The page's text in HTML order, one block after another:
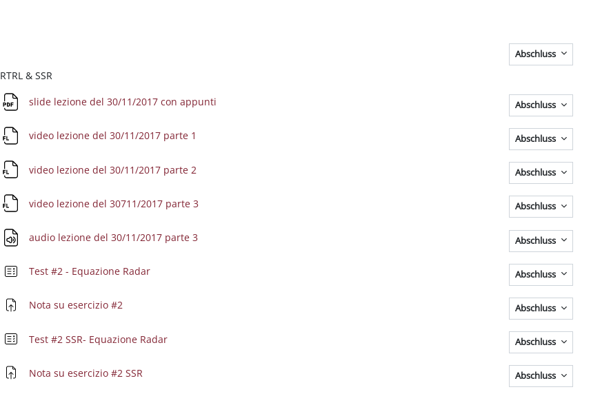
Abschluss
RTRL & SSR
slide lezione del 30/11/2017 con appunti Abschluss
video lezione del 30/11/2017 parte 1 Abschluss
video lezione del 30/11/2017 parte 2 Abschluss
video lezione del 30711/2017 parte 3 Abschluss
audio lezione del 30/11/2017 parte 3 Abschluss
Test #2 - Equazione Radar Abschluss
Nota su esercizio #2 Abschluss
Test #2 SSR- Equazione Radar Abschluss
Nota su esercizio #2 SSR Abschluss